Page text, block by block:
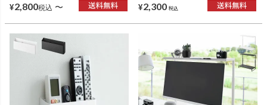
ーズ
¥2,800税込 〜
雑貨・タワーシリーズ
¥2,300 税込